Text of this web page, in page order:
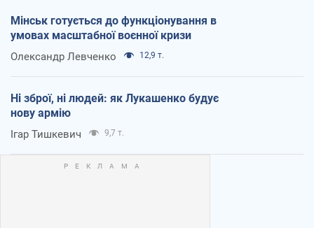
Мінськ готується до функціонування в
умовах масштабної воєнної кризи
Олександр Левченко 12,9 т.
Ні зброї, ні людей: як Лукашенко будує
нову армію
Ігар Тишкевич 9,7 т.